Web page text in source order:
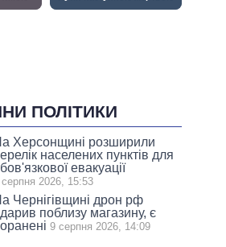
ПОЛІТИКИ
Херсонщині розширили
населених пунктів для
евакуації
2026, 15:53
Чернігівщині дрон рф
поблизу магазину, є
9 серпня 2026, 14:09